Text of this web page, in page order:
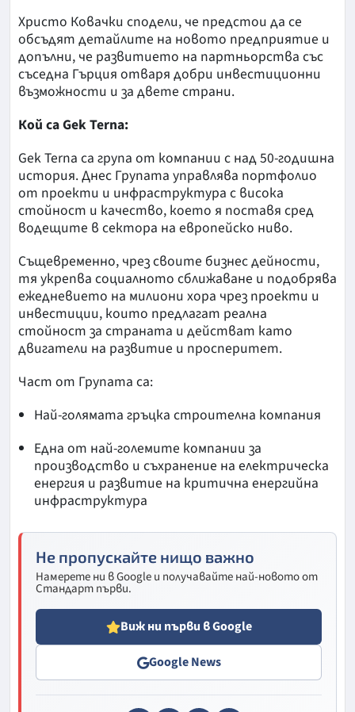
Христо Ковачки сподели, че предстои да се
обсъдят детайлите на новото предприятие и
допълни, че развитието на партньорства със
съседна Гърция отваря добри инвестиционни
възможности и за двете страни.
Кой са Gek Terna:
Gek Terna са група от компании с над 50-годишна
история. Днес Групата управлява портфолио
от проекти и инфраструктура с висока
стойност и качество, което я поставя сред
водещите в сектора на европейско ниво.
Същевременно, чрез своите бизнес дейности,
тя укрепва социалното сближаване и подобрява
ежедневието на милиони хора чрез проекти и
инвестиции, които предлагат реална
стойност за страната и действат като
двигатели на развитие и просперитет.
Част от Групата са:
Най-голямата гръцка строителна компания
Една от най-големите компании за
производство и съхранение на електрическа
енергия и развитие на критична енергийна
инфраструктура
Не пропускайте нищо важно
Намерете ни в Google и получавайте най-новото от
Стандарт първи.
Виж ни първи в Google
Google News